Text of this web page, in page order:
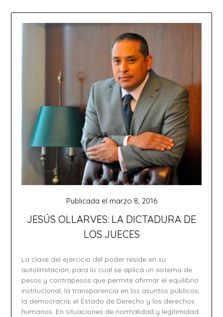
JESÚS OLLARVES: LA DICTADURA DE
LOS JUECES
Publicada el marzo 8, 2016
La clave del ejercicio del poder reside en su
autolimitación, para lo cual se aplica un sistema de
pesos y contrapesos que permite afirmar el equilibrio
institucional, la transparencia en los asuntos públicos,
la democracia, el Estado de Derecho y los derechos
humanos. En situaciones de normalidad y legitimidad